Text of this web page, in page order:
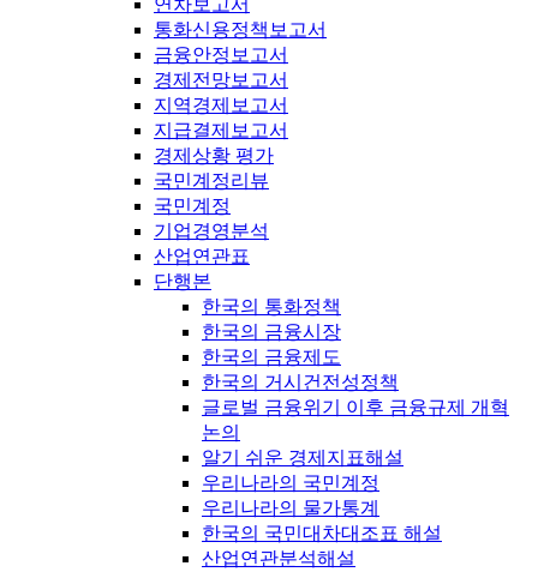
연차보고서
통화신용정책보고서
금융안정보고서
경제전망보고서
지역경제보고서
지급결제보고서
경제상황 평가
국민계정리뷰
국민계정
기업경영분석
산업연관표
단행본
한국의 통화정책
한국의 금융시장
한국의 금융제도
한국의 거시건전성정책
글로벌 금융위기 이후 금융규제 개혁
논의
알기 쉬운 경제지표해설
우리나라의 국민계정
우리나라의 물가통계
한국의 국민대차대조표 해설
산업연관분석해설